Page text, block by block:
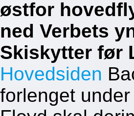
østfor
ned Verbets
Skiskytter før
Hovedsiden
forlenget